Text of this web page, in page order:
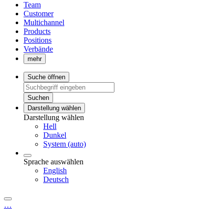
Team
Customer
Multichannel
Products
Positions
Verbände
mehr
Suche öffnen
Suchen
Darstellung wählen
Darstellung wählen
Hell
Dunkel
System (auto)
Sprache auswählen
English
Deutsch
…